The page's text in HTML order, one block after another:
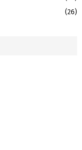
(26)